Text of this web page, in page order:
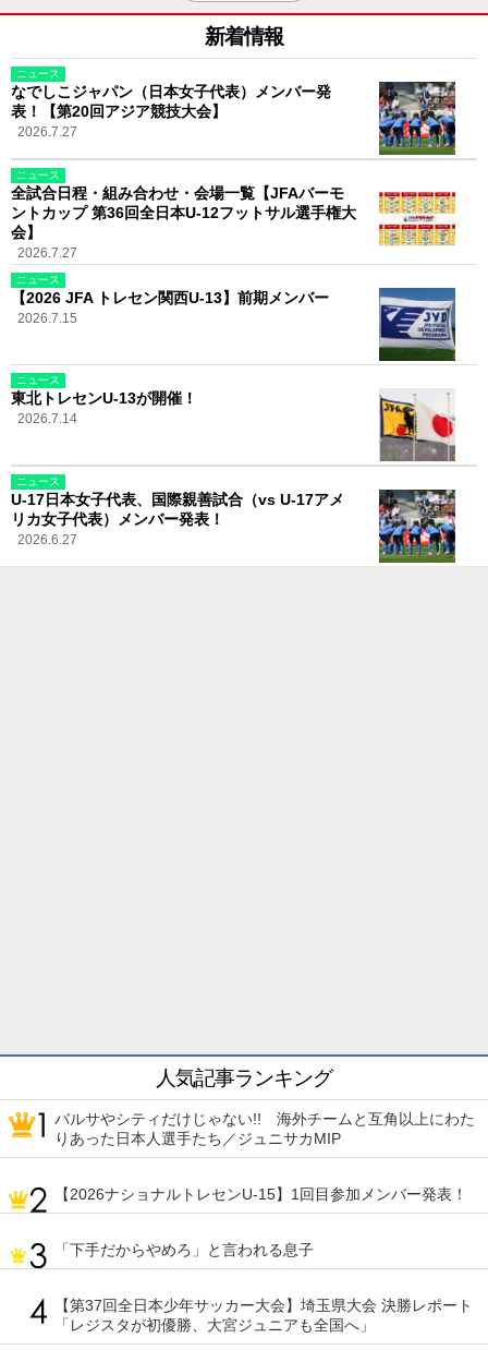
新着情報
ニュース
なでしこジャパン（日本女子代表）メンバー発
表！【第20回アジア競技大会】
2026.7.27
ニュース
全試合日程・組み合わせ・会場一覧【JFAバーモ
ントカップ 第36回全日本U-12フットサル選手権大
会】
2026.7.27
ニュース
【2026 JFA トレセン関西U-13】前期メンバー
2026.7.15
ニュース
東北トレセンU-13が開催！
2026.7.14
ニュース
U-17日本女子代表、国際親善試合（vs U-17アメ
リカ女子代表）メンバー発表！
2026.6.27
人気記事ランキング
バルサやシティだけじゃない!! 海外チームと互角以上にわた
りあった日本人選手たち／ジュニサカMIP
【2026ナショナルトレセンU-15】1回目参加メンバー発表！
「下手だからやめろ」と言われる息子
【第37回全日本少年サッカー大会】埼玉県大会 決勝レポート
「レジスタが初優勝、大宮ジュニアも全国へ」